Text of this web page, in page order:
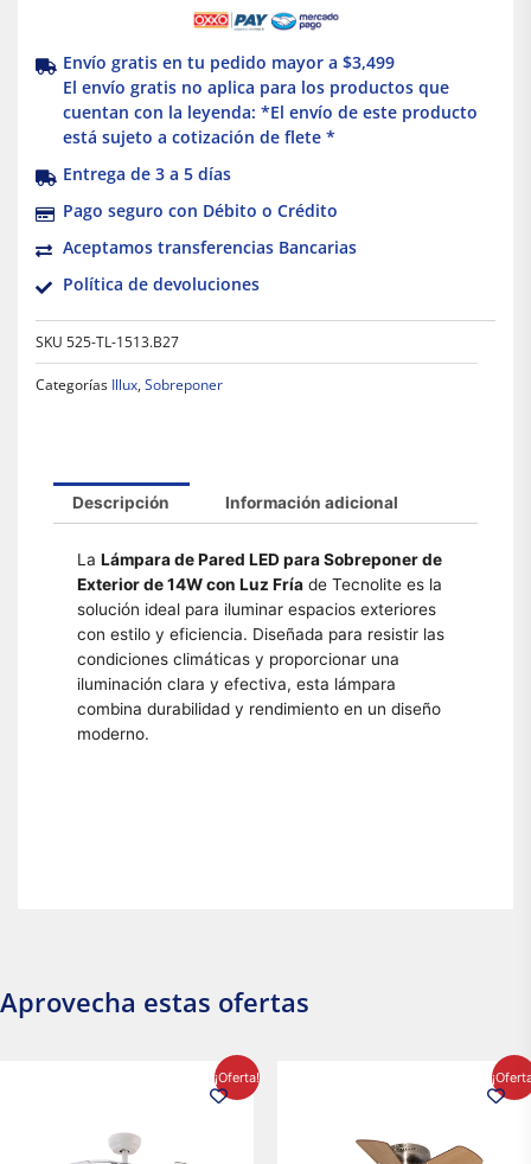
Envío gratis en tu pedido mayor a $3,499
El envío gratis no aplica para los productos que
cuentan con la leyenda: *El envío de este producto
está sujeto a cotización de flete *
Entrega de 3 a 5 días
Pago seguro con Débito o Crédito
Aceptamos transferencias Bancarias
Política de devoluciones
SKU 525-TL-1513.B27
Categorías Illux, Sobreponer
Descripción Información adicional
La Lámpara de Pared LED para Sobreponer de
Exterior de 14W con Luz Fría de Tecnolite es la
solución ideal para iluminar espacios exteriores
con estilo y eficiencia. Diseñada para resistir las
condiciones climáticas y proporcionar una
iluminación clara y efectiva, esta lámpara
combina durabilidad y rendimiento en un diseño
moderno.
Aprovecha estas ofertas
¡Oferta!
$2,986.97.
precio
actual
$1,450.23.
precio
actual